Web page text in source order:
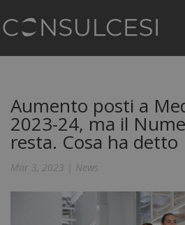
Aumento posti a
2023-24, ma il
resta. Cosa ha detto
Mar 3, 2023 News